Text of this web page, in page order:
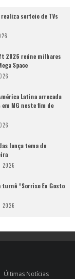
realiza sorteio de TVs
2026 reúne milhares
Space
Latina arrecada
MG neste fim de
lança tema do
“Sorriso Eu Gosto
Últimas Notícias